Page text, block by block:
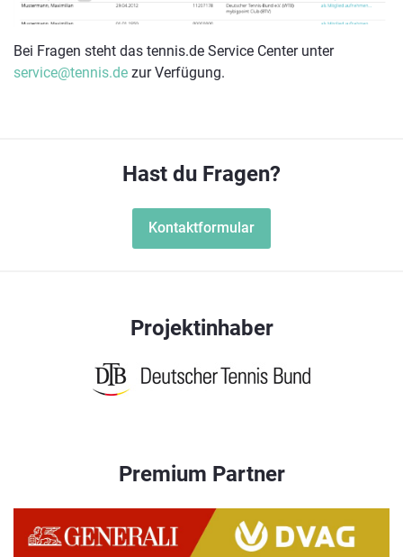
Bei Fragen steht das tennis.de Service Center unter
service@tennis.de zur Verfügung.
Hast du Fragen?
Kontaktformular
Projektinhaber
Premium Partner